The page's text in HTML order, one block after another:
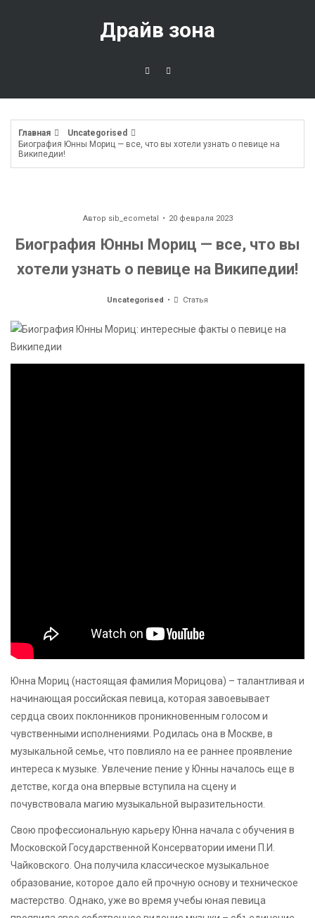
Драйв зона
Главная
Uncategorised
Биография Юнны Мориц — все, что вы хотели узнать о певице на
Википедии!
Автор sib_ecometal 20 февраля 2023
Биография Юнны Мориц — все, что вы
хотели узнать о певице на Википедии!
Uncategorised Статья
Юнна Мориц (настоящая фамилия Морицова) – талантливая и
начинающая российская певица, которая завоевывает
сердца своих поклонников проникновенным голосом и
чувственными исполнениями. Родилась она в Москве, в
музыкальной семье, что повлияло на ее раннее проявление
интереса к музыке. Увлечение пение у Юнны началось еще в
детстве, когда она впервые вступила на сцену и
почувствовала магию музыкальной выразительности.
Свою профессиональную карьеру Юнна начала с обучения в
Московской Государственной Консерватории имени П.И.
Чайковского. Она получила классическое музыкальное
образование, которое дало ей прочную основу и техническое
мастерство. Однако, уже во время учебы юная певица